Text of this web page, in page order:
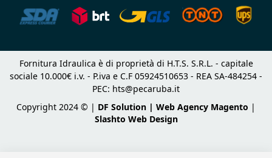
Fornitura Idraulica è di proprietà di H.T.S. S.R.L. - capitale
sociale 10.000€ i.v. - P.iva e C.F 05924510653 - REA SA-484254 -
PEC: hts@pecaruba.it
Copyright 2024 © | DF Solution | Web Agency Magento |
Slashto Web Design